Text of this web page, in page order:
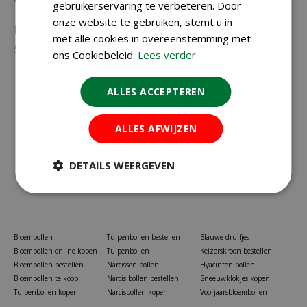
Neem gerust contact met ons op via
5581528
of info@koopbloembollen.nl
Bloembollen
Bloembollen online kopen
Bloembollen bestellen
Bloembollen te koop
Tulpenbollen kopen
Tulpenbollen bestellen
Tulpenbollen
Narcissen bollen
Narcis bollen bestellen
Narcisbollen kopen
Blauwe druifjes
Keizerskroon bestellen
Hyacinten bollen
Sneeuwklokjes kopen
Voorjaarsbloembollen
gebruikerservaring te verbeteren. Door
onze website te gebruiken, stemt u in
met alle cookies in overeenstemming met
ons Cookiebeleid. Lees verder
ALLES ACCEPTEREN
ALLES AFWIJZEN
DETAILS WEERGEVEN